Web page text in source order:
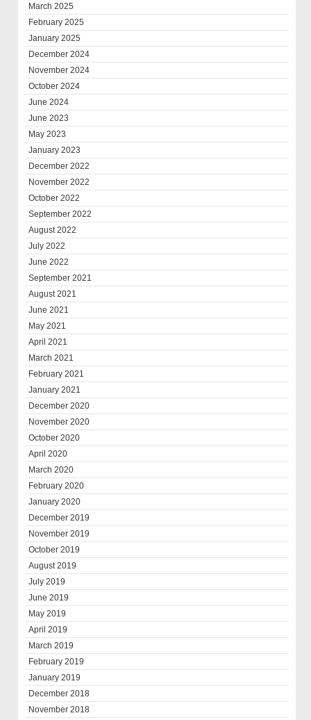
March 2025
February 2025
January 2025
December 2024
November 2024
October 2024
June 2024
June 2023
May 2023
January 2023
December 2022
November 2022
October 2022
September 2022
August 2022
July 2022
June 2022
September 2021
August 2021
June 2021
May 2021
April 2021
March 2021
February 2021
January 2021
December 2020
November 2020
October 2020
April 2020
March 2020
February 2020
January 2020
December 2019
November 2019
October 2019
August 2019
July 2019
June 2019
May 2019
April 2019
March 2019
February 2019
January 2019
December 2018
November 2018